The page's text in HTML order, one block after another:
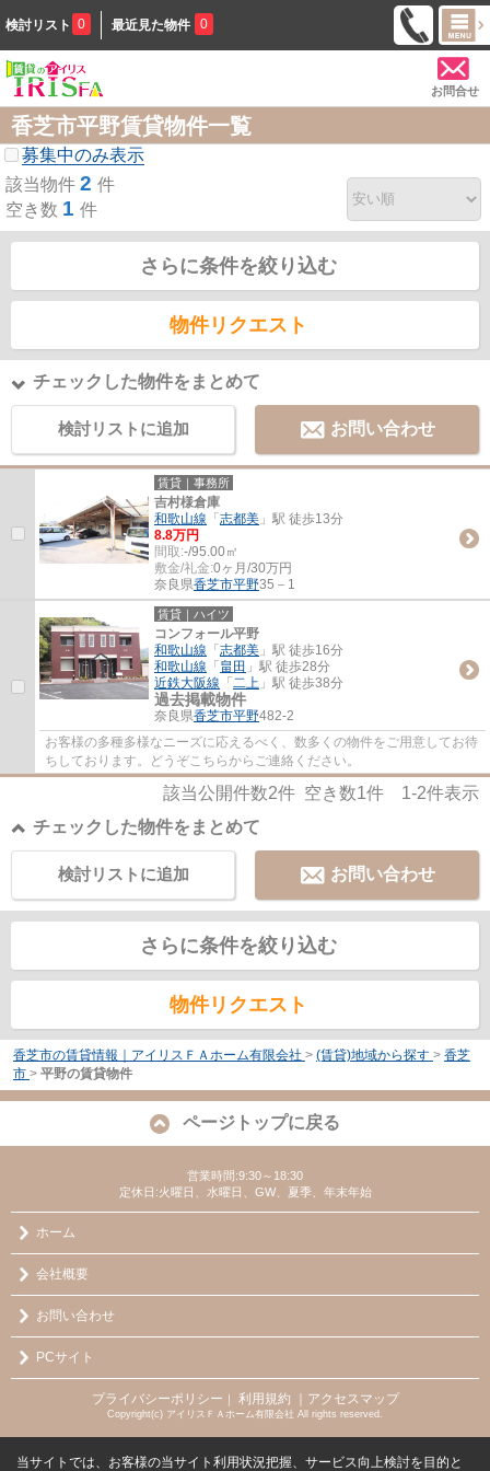
検討リスト 0 最近見た物件 0
お問合せ
香芝市平野賃貸物件一覧
募集中のみ表示
該当物件 2 件
空き数 1 件
さらに条件を絞り込む
物件リクエスト
チェックした物件をまとめて
検討リストに追加 お問い合わせ
賃貸｜事務所
吉村様倉庫
和歌山線 「 志都美 」駅 徒歩13分
8.8万円
間取:-/95.00㎡
敷金/礼金:0ヶ月/30万円
奈良県香芝市平野35－1
賃貸｜ハイツ
コンフォール平野
和歌山線 「 志都美 」駅 徒歩16分
和歌山線 「 畠田 」駅 徒歩28分
近鉄大阪線 「 二上 」駅 徒歩38分
過去掲載物件
奈良県香芝市平野482-2
お客様の多種多様なニーズに応えるべく、数多くの物件をご用意してお待
ちしております。どうぞこちらからご連絡ください。
該当公開件数2件 空き数1件 1-2件表示
チェックした物件をまとめて
お問い合わせ
検討リストに追加
さらに条件を絞り込む
物件リクエスト
香芝市の賃貸情報｜アイリスＦＡホーム有限会社 > (賃貸)地域から探す > 香芝
市 > 平野の賃貸物件
ページトップに戻る
営業時間:9:30～18:30
定休日:火曜日、水曜日、GW、夏季、年末年始
ホーム
会社概要
お問い合わせ
PCサイト
プライバシーポリシー ｜ 利用規約 ｜アクセスマップ
Copyright(c) アイリスＦＡホーム有限会社 All rights reserved.
当サイトでは、お客様の当サイト利用状況把握、サービス向上検討を目的と